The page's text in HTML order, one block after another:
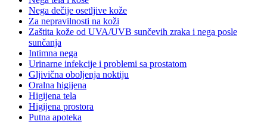
Nega dečije osetljive kože
Za nepravilnosti na koži
Zaštita kože od UVA/UVB sunčevih zraka i nega posle
sunčanja
Intimna nega
Urinarne infekcije i problemi sa prostatom
Gljivična oboljenja noktiju
Oralna higijena
Higijena tela
Higijena prostora
Putna apoteka